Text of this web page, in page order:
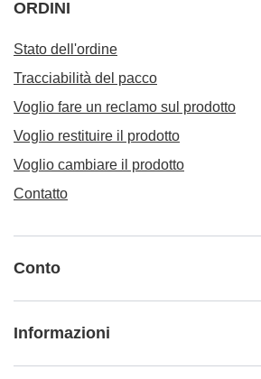
ORDINI
Stato dell'ordine
Tracciabilità del pacco
Voglio fare un reclamo sul prodotto
Voglio restituire il prodotto
Voglio cambiare il prodotto
Contatto
Conto
Informazioni